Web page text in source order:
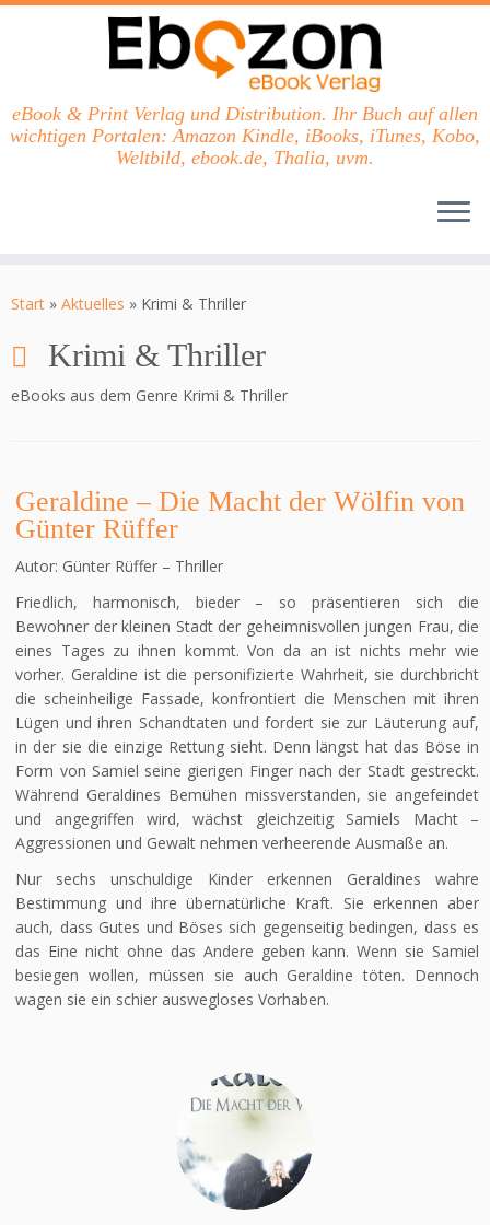
Inhalt
eBook & Print Verlag und Distribution. Ihr Buch auf allen
wichtigen Portalen: Amazon Kindle, iBooks, iTunes, Kobo,
Weltbild, ebook.de, Thalia, uvm.
Start » Aktuelles » Krimi & Thriller
Krimi & Thriller
eBooks aus dem Genre Krimi & Thriller
Geraldine – Die Macht der Wölfin von
Günter Rüffer
Autor: Günter Rüffer – Thriller
Friedlich, harmonisch, bieder – so präsentieren sich die
Bewohner der kleinen Stadt der geheimnisvollen jungen Frau, die
eines Tages zu ihnen kommt. Von da an ist nichts mehr wie
vorher. Geraldine ist die personifizierte Wahrheit, sie durchbricht
die scheinheilige Fassade, konfrontiert die Menschen mit ihren
Lügen und ihren Schandtaten und fordert sie zur Läuterung auf,
in der sie die einzige Rettung sieht. Denn längst hat das Böse in
Form von Samiel seine gierigen Finger nach der Stadt gestreckt.
Während Geraldines Bemühen missverstanden, sie angefeindet
und angegriffen wird, wächst gleichzeitig Samiels Macht –
Aggressionen und Gewalt nehmen verheerende Ausmaße an.
Nur sechs unschuldige Kinder erkennen Geraldines wahre
Bestimmung und ihre übernatürliche Kraft. Sie erkennen aber
auch, dass Gutes und Böses sich gegenseitig bedingen, dass es
das Eine nicht ohne das Andere geben kann. Wenn sie Samiel
besiegen wollen, müssen sie auch Geraldine töten. Dennoch
wagen sie ein schier auswegloses Vorhaben.